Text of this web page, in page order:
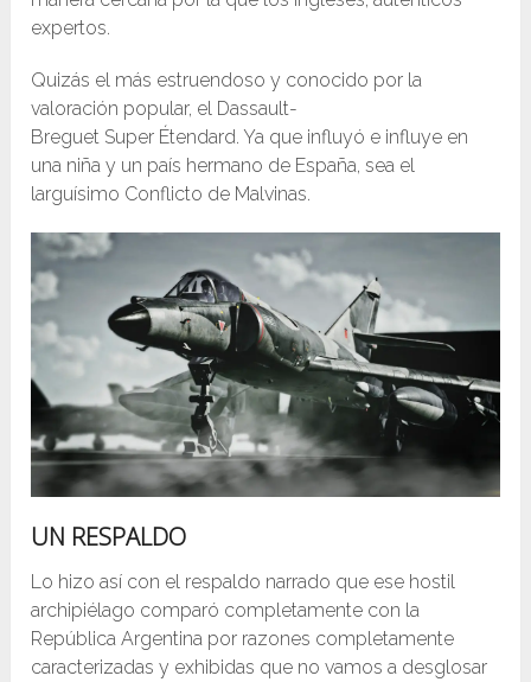
expertos.
Quizás el más estruendoso y conocido por la
valoración popular, el Dassault-
Breguet Super Étendard. Ya que influyó e influye en
una niña y un país hermano de España, sea el
larguísimo Conflicto de Malvinas.
UN RESPALDO
Lo hizo así con el respaldo narrado que ese hostil
archipiélago comparó completamente con la
República Argentina por razones completamente
caracterizadas y exhibidas que no vamos a desglosar